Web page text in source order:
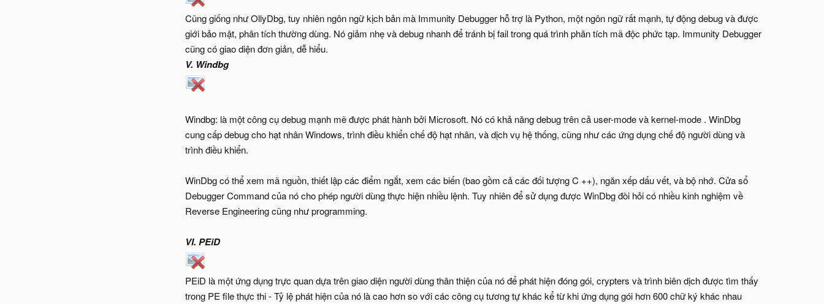
Cũng giống như OllyDbg, tuy nhiên ngôn ngữ kịch bản mà Immunity Debugger hỗ trợ là Python, một ngôn ngữ rất mạnh, tự động debug và được
giới bảo mật, phân tích thường dùng. Nó giảm nhẹ và debug nhanh để tránh bị fail trong quá trình phân tích mã độc phức tạp. Immunity Debugger
cũng có giao diện đơn giản, dễ hiểu.
V. Windbg
Windbg: là một công cụ debug mạnh mẽ được phát hành bởi Microsoft. Nó có khả năng debug trên cả user-mode và kernel-mode . WinDbg
cung cấp debug cho hạt nhân Windows, trình điều khiển chế độ hạt nhân, và dịch vụ hệ thống, cũng như các ứng dụng chế độ người dùng và
trình điều khiển.
WinDbg có thể xem mã nguồn, thiết lập các điểm ngắt, xem các biến (bao gồm cả các đối tượng C ++), ngăn xếp dấu vết, và bộ nhớ. Cửa sổ
Debugger Command của nó cho phép người dùng thực hiện nhiều lệnh. Tuy nhiên để sử dụng được WinDbg đòi hỏi có nhiều kinh nghiệm về
Reverse Engineering cũng như programming.
VI. PEiD
PEiD là một ứng dụng trực quan dựa trên giao diện người dùng thân thiện của nó để phát hiện đóng gói, crypters và trình biên dịch được tìm thấy
trong PE file thực thi - Tỷ lệ phát hiện của nó là cao hơn so với các công cụ tương tự khác kể từ khi ứng dụng gói hơn 600 chữ ký khác nhau